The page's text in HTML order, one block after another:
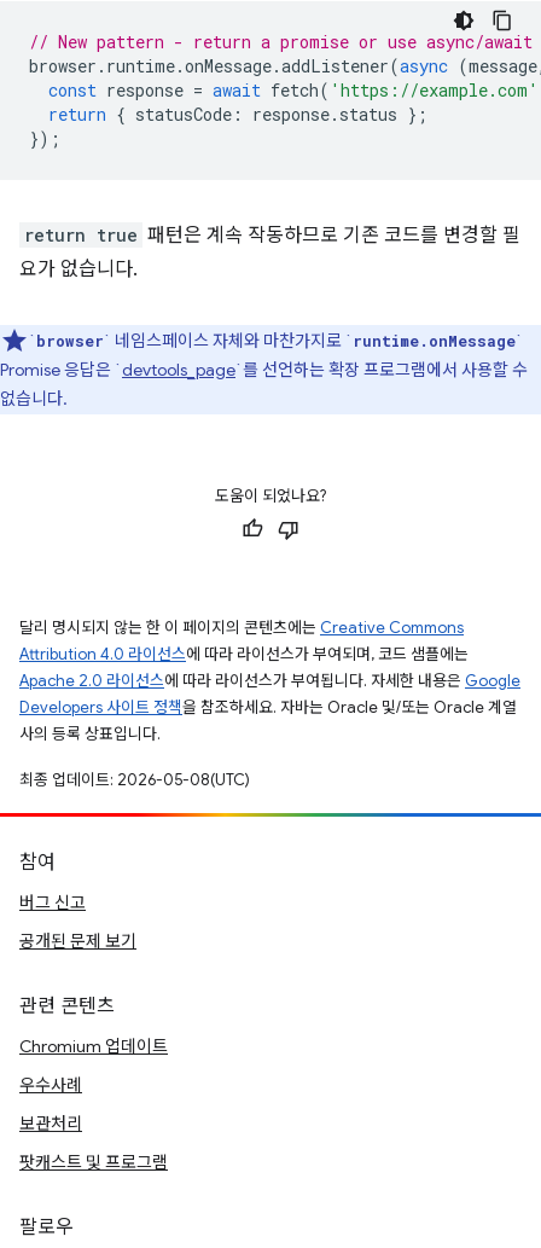
// New pattern - return a promise or use async/await
browser . runtime.onMessage.addListener(async (message
const response = await fetch( 'https://example.com'
return { statusCode : response. status };
});
return true 패턴은 계속 작동하므로 기존 코드를 변경할 필
요가 없습니다.
` browser` 네임스페이스 자체와 마찬가지로 ` runtime.onMessage`
Promise 응답은 `devtools_page`를 선언하는 확장 프로그램에서 사용할 수
없습니다.
도움이 되었나요?
달리 명시되지 않는 한 이 페이지의 콘텐츠에는 Creative Commons
Attribution 4.0 라이선스에 따라 라이선스가 부여되며, 코드 샘플에는
Apache 2.0 라이선스에 따라 라이선스가 부여됩니다. 자세한 내용은 Google
Developers 사이트 정책을 참조하세요. 자바는 Oracle 및/또는 Oracle 계열
사의 등록 상표입니다.
최종 업데이트: 2026-05-08(UTC)
참여
버그 신고
공개된 문제 보기
관련 콘텐츠
Chromium 업데이트
우수사례
보관처리
팟캐스트 및 프로그램
팔로우